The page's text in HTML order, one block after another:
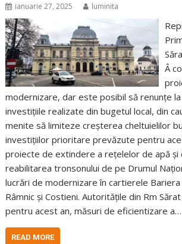
ianuarie 27, 2025 luminita
Â
modernizare, dar este posibil să renunțe
investițiile realizate din bugetul local, din
menite să limiteze creșterea cheltuielilor
investițiilor prioritare prevăzute pentru
proiecte de extindere a rețelelor de apă și
reabilitarea tronsonului de pe Drumul
lucrări de modernizare în cartierele Bariera
Râmnic și Costieni. Autoritățile din Rm
pentru acest an, măsuri de eficientizare a…
READ MORE